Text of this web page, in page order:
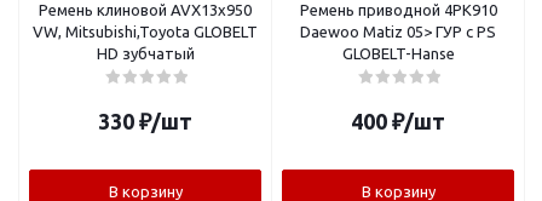
Ремень клиновой AVX13х950
VW, Mitsubishi,Toyota GLOBELT
HD зубчатый
330 ₽/шт
В корзину
Ремень приводной 4PK910
Daewoo Matiz 05> ГУР с PS
GLOBELT-Hanse
400 ₽/шт
В корзину